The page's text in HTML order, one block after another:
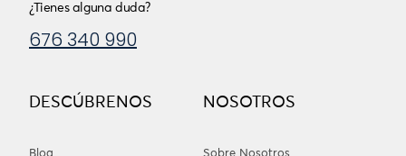
DESCÚBRENOS
Blog
NOSOTROS
Sobre Nosotros
¿Tienes alguna duda?
676 340 990